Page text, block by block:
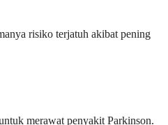
risiko terjatuh akibat pening
merawat penyakit Parkinson.